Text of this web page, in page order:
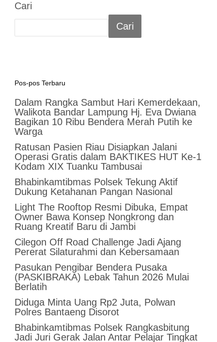
Cari
Cari
Pos-pos Terbaru
Dalam Rangka Sambut Hari Kemerdekaan,
Walikota Bandar Lampung Hj. Eva Dwiana
Bagikan 10 Ribu Bendera Merah Putih ke
Warga
Ratusan Pasien Riau Disiapkan Jalani
Operasi Gratis dalam BAKTIKES HUT Ke-1
Kodam XIX Tuanku Tambusai
Bhabinkamtibmas Polsek Tekung Aktif
Dukung Ketahanan Pangan Nasional
Light The Rooftop Resmi Dibuka, Empat
Owner Bawa Konsep Nongkrong dan
Ruang Kreatif Baru di Jambi
Cilegon Off Road Challenge Jadi Ajang
Pererat Silaturahmi dan Kebersamaan
Pasukan Pengibar Bendera Pusaka
(PASKIBRAKA) Lebak Tahun 2026 Mulai
Berlatih
Diduga Minta Uang Rp2 Juta, Polwan
Polres Bantaeng Disorot
Bhabinkamtibmas Polsek Rangkasbitung
Jadi Juri Gerak Jalan Antar Pelajar Tingkat